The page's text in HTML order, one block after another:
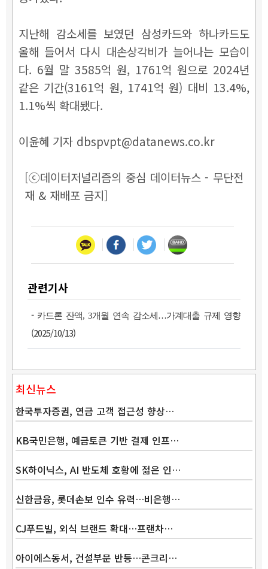
지난해 감소세를 보였던 삼성카드와 하나카드도
올해 들어서 다시 대손상각비가 늘어나는 모습이
다. 6월 말 3585억 원, 1761억 원으로 2024년
같은 기간(3161억 원, 1741억 원) 대비 13.4%,
1.1%씩 확대됐다.
이윤혜 기자 dbspvpt@datanews.co.kr
[ⓒ데이터저널리즘의 중심 데이터뉴스 - 무단전
재 & 재배포 금지]
관련기사
- 카드론 잔액, 3개월 연속 감소세…가계대출 규제 영향
(2025/10/13)
최신뉴스
한국투자증권, 연금 고객 접근성 향상…
KB국민은행, 예금토큰 기반 결제 인프…
SK하이닉스, AI 반도체 호황에 젊은 인…
신한금융, 롯데손보 인수 유력…비은행…
CJ푸드빌, 외식 브랜드 확대…프랜차…
아이에스동서, 건설부문 반등…콘크리…